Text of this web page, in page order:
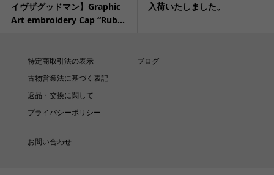
イヴザグッドマン】Graphic
Art embroidery Cap “Rub...
入荷いたしました。
特定商取引法の表示
古物営業法に基づく表記
返品・交換に関して
プライバシーポリシー
ブログ
お問い合わせ